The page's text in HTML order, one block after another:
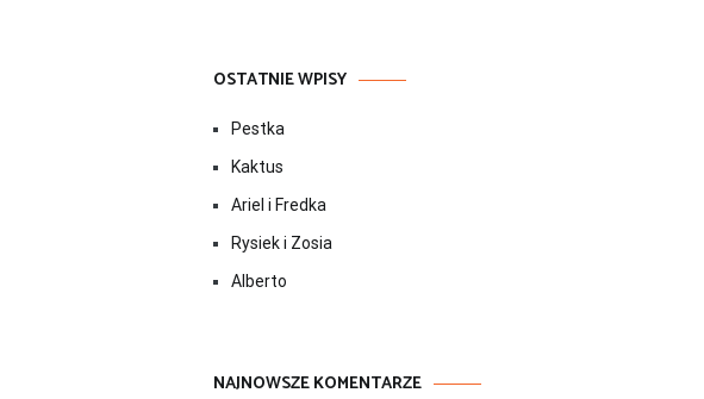
OSTATNIE WPISY
Pestka
Kaktus
Ariel i Fredka
Rysiek i Zosia
Alberto
NAJNOWSZE KOMENTARZE